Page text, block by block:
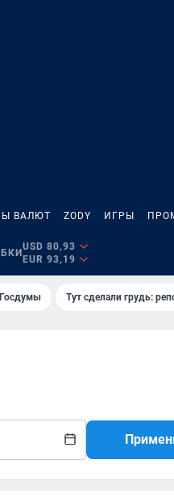
ВАЛЮТ ZODY ИГРЫ
USD 80,93
EUR 93,19
Тут сделали грудь: